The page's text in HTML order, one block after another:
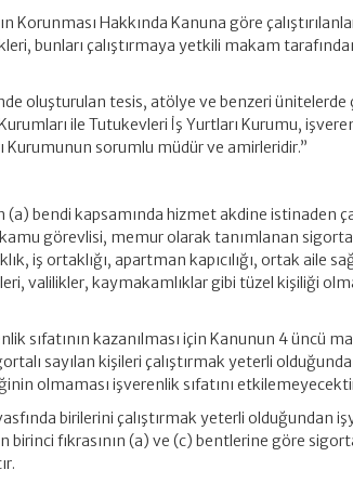
Korunması Hakkında Kanuna göre
bunları çalıştırmaya yetkili makam
oluşturulan tesis, atölye ve benzeri ünitelerde
ile Tutukevleri İş Yurtları Kurumu,
Kurumunun sorumlu müdür ve amirleridir.”
(a) bendi kapsamında hizmet akdine istinaden
görevlisi, memur olarak tanımlanan
iş ortaklığı, apartman kapıcılığı, ortak aile
valilikler, kaymakamlıklar gibi tüzel kişiliği
sıfatının kazanılması için Kanunun 4 üncü
sayılan kişileri çalıştırmak yeterli
olmaması işverenlik sıfatını
birilerini çalıştırmak yeterli olduğundan
fıkrasının (a) ve (c) bentlerine göre